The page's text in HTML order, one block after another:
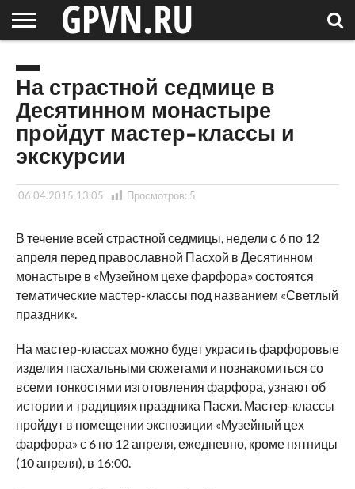
ОБЛАСТЬ
НОВОСТИ
РОССИЯ
СПЕЦПРОЕКТЫ
БЛОГ
СТАТЬИ
ФОТОРЕПОРТАЖИ
ИНТЕРВЬЮ
ОБЪЕКТЫ
ПОДБОРКИ
На страстной седмице в
Десятинном монастыре
пройдут мастер-классы и
экскурсии
06.04.2015 13:05 Просмотров: 5
В течение всей страстной седмицы, недели с 6 по 12
апреля перед православной Пасхой в Десятинном
монастыре в «Музейном цехе фарфора» состоятся
тематические мастер-классы под названием «Светлый
праздник».
На мастер-классах можно будет украсить фарфоровые
изделия пасхальными сюжетами и познакомиться со
всеми тонкостями изготовления фарфора, узнают об
истории и традициях праздника Пасхи. Мастер-классы
пройдут в помещении экспозиции «Музейный цех
фарфора» с 6 по 12 апреля, ежедневно, кроме пятницы
(10 апреля), в 16:00.